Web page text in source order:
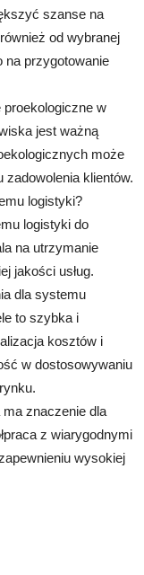
szanse na
od wybranej
na przygotowanie
w
jest ważną
może
klientów.
logistyki?
logistyki do
na utrzymanie
jakości usług.
dla systemu
to szybka i
kosztów i
w dostosowywaniu
znaczenie dla
z wiarygodnymi
wysokiej